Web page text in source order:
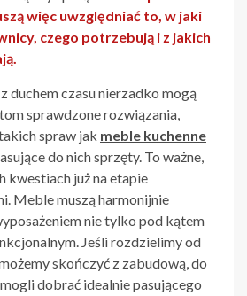
więc uwzględniać to, w jaki
czego potrzebują i z jakich
duchem czasu nierzadko mogą
sprawdzone rozwiązania,
spraw jak meble kuchenne
do nich sprzęty. To ważne,
kwestiach już na etapie
Meble muszą harmonijnie
nie tylko pod kątem
Jeśli rozdzielimy od
skończyć z zabudową, do
dobrać idealnie pasującego